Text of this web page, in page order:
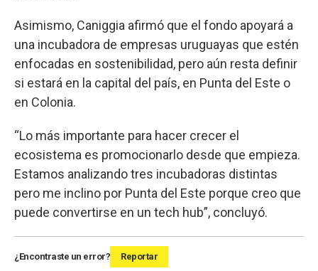
Asimismo, Caniggia afirmó que el fondo apoyará a
una incubadora de empresas uruguayas que estén
enfocadas en sostenibilidad, pero aún resta definir
si estará en la capital del país, en Punta del Este o
en Colonia.
“Lo más importante para hacer crecer el
ecosistema es promocionarlo desde que empieza.
Estamos analizando tres incubadoras distintas
pero me inclino por Punta del Este porque creo que
puede convertirse en un tech hub”, concluyó.
¿Encontraste un error? Reportar